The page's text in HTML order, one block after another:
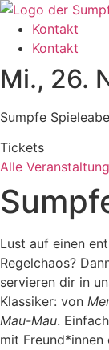
Zum
Inhalt
wechseln
Kontakt
Kontakt
Mi., 26.
Sumpfe
Tickets
Alle
Lust auf einen
Regelchaos?
servieren dir in
Klassiker: von
Mau-Mau.
mit Freund*innen